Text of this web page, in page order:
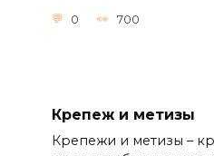
0 700
Крепеж и метизы
Крепежи и метизы –